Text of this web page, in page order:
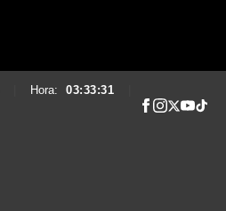
Hora: 03:33:32